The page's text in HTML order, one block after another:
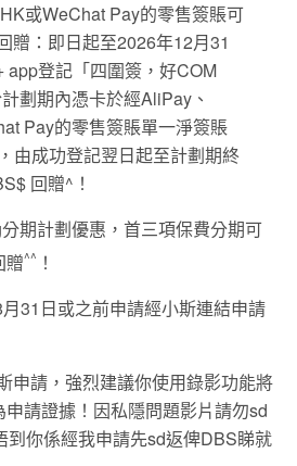
或WeChat Pay的零售簽賬可
贈：即日起至2026年12月31
app登記「四圍簽，好COM
劃期內憑卡於經AliPay、
Pay的零售簽賬單一淨簽賬
由成功登記翌日起至計劃期終
回贈^！
期計劃優惠，首三項保費分期可
贈^^ ！
31日或之前申請經小斯連結申請
申請，強烈建議你使用錄影功能將
請證據！因私隱問題影片請勿sd
到你係經我申請先sd返俾DBS睇就